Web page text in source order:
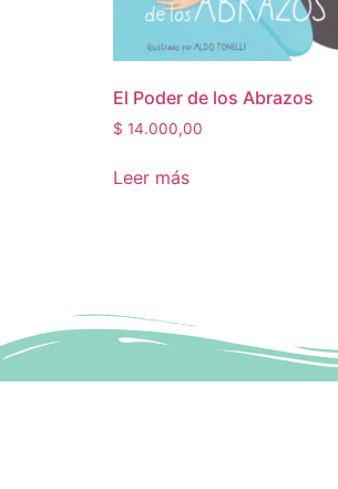
El Poder de los Abrazos
$ 14.000,00
Leer más